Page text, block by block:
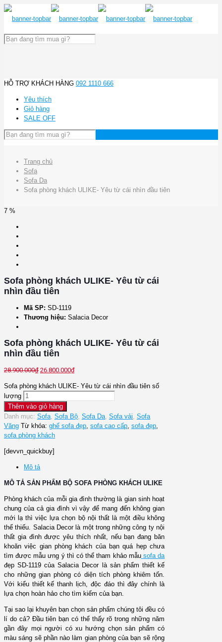
HỖ TRỢ KHÁCH HÀNG 092 1110 666
Yêu thích
Giỏ hàng
SALE OFF
Trang chủ
Sofa
Sofa Da
Sofa phòng khách ULIKE- Yêu từ cái nhìn đầu tiên
7 %
Sofa phòng khách ULIKE- Yêu từ cái
nhìn đầu tiên
Mã SP: SD-1119
Thương hiệu: Salacia Decor
Sofa phòng khách ULIKE- Yêu từ cái
nhìn đầu tiên
28.900.000₫ 26.800.000₫
Sofa phòng khách ULIKE- Yêu từ cái nhìn đầu tiên số
lượng
Thêm vào giỏ hàng
Danh mục: Sofa, Sofa Bộ, Sofa Da, Sofa vải, Sofa
Văng Từ khóa: ghế sofa đẹp, sofa cao cấp, sofa đẹp,
sofa phòng khách
[devvn_quickbuy]
Mô tả
MÔ TẢ SẢN PHẨM BỘ SOFA PHÒNG KHÁCH ULIKE
Phòng khách của mỗi gia đình thường là gian sinh hoạt
chung của cả gia đình vì vậy để mang đến không gian
mới lạ thì việc lựa chọn bộ nội thất là một điều không
thể thiếu. Salacia Decor là một trong những công ty nội
thất gia đình được yêu thích nhất, nếu bạn đang băn
khoăn việc gian phòng khách của bạn quá hẹp chưa
tìm được mẫu ưng ý thì có thể tham khảo mẫusofa da
đẹp SD-1119 của Salacia Decor là sản phẩm thiết kế
cho những gian phòng có diện tích phòng khiêm tốn.
Với kiểu thiết kế thanh lịch, độc đáo thì đây chính là
lựa chọn hoàn hảo cho tìm kiếm của bạn.
Tại sao lại khuyên bạn chọn sản phẩm chúng tôi đều có
lí do cả? Đầu tiên bạn có thể thấy rõ trong những năm
gần đây mọi người có xu hướng chọn sản phẩm có
màu sáng sẽ phần nào làm gian phòng của bạn sẽ rộng